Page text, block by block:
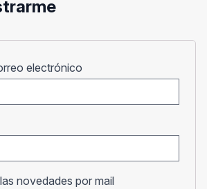
electrónico
novedades por mail